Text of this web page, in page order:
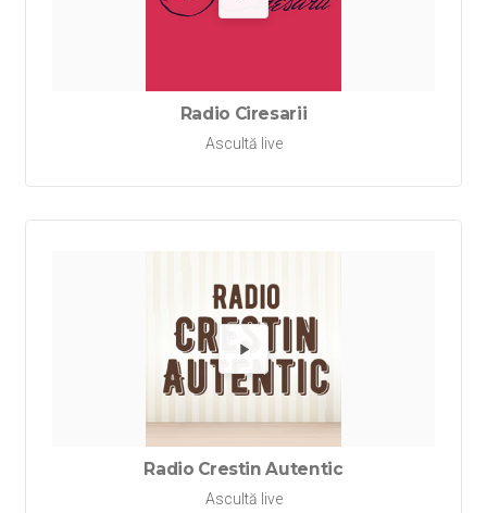
Redă
Radio Ciresarii
Ascultă live
Redă
Radio Crestin Autentic
Ascultă live